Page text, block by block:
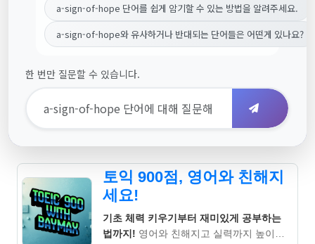
a-sign-of-hope 단어를 쉽게 암기할 수 있는 방법을 알려주세요.
a-sign-of-hope와 유사하거나 반대되는 단어들은 어떤게 있나요?
한 번만 질문할 수 있습니다.
토익 900점, 영어와 친해지
세요!
기초 체력 키우기부터 재미있게 공부하는
법까지! 영어와 친해지고 실력까지 높이는